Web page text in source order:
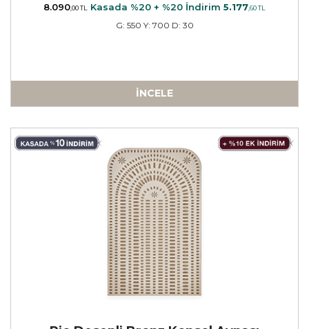
8.090,00 TL Kasada %20 + %20 İndirim 5.177,60 TL
G: 550 Y: 700 D: 30
İNCELE
a